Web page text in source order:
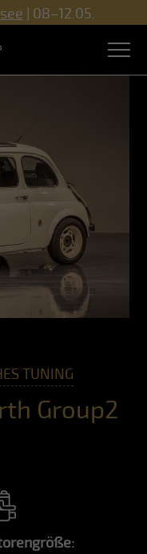
| 08–12.05.
TUNING
Group2